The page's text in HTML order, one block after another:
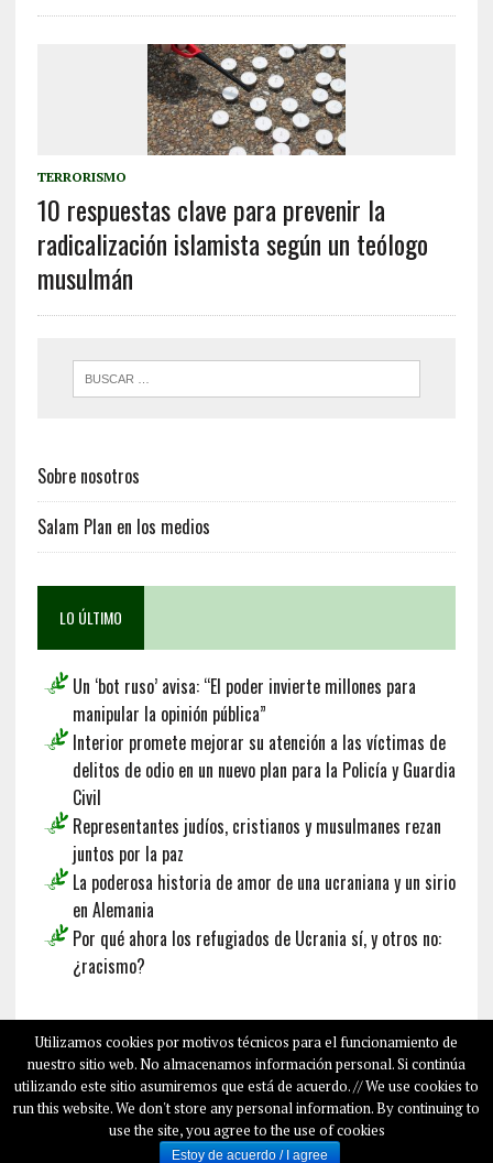
TERRORISMO
10 respuestas clave para prevenir la
radicalización islamista según un teólogo
musulmán
Sobre nosotros
Salam Plan en los medios
LO ÚLTIMO
Un ‘bot ruso’ avisa: “El poder invierte millones para
manipular la opinión pública”
Interior promete mejorar su atención a las víctimas de
delitos de odio en un nuevo plan para la Policía y Guardia
Civil
Representantes judíos, cristianos y musulmanes rezan
juntos por la paz
La poderosa historia de amor de una ucraniana y un sirio
en Alemania
Por qué ahora los refugiados de Ucrania sí, y otros no:
¿racismo?
English
Deutsch
Français
COPYRIGHT © 2026SALAMPLAN.COM
SOBRE NOSOTROS
SALAM PLAN EN LOS MEDIOS
Utilizamos cookies por motivos técnicos para el funcionamiento de
nuestro sitio web. No almacenamos información personal. Si continúa
utilizando este sitio asumiremos que está de acuerdo. // We use cookies to
run this website. We don't store any personal information. By continuing to
use the site, you agree to the use of cookies
Estoy de acuerdo / I agree